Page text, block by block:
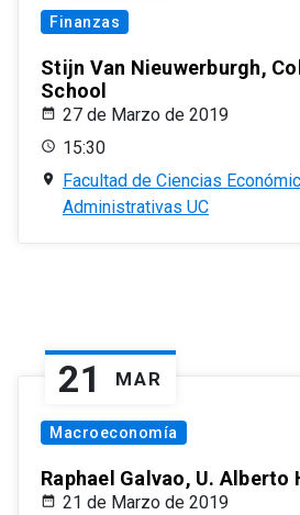
Finanzas
Stijn Van Nieuwerburgh,
School
27 de Marzo de 2019
15:30
Facultad de Ciencias
Administrativas UC
21 MAR
Macroeconomía
Raphael Galvao, U. Alberto
21 de Marzo de 2019